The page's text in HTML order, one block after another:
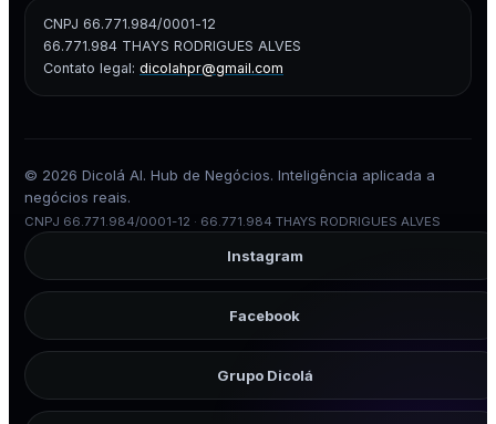
CNPJ 66.771.984/0001-12
66.771.984 THAYS RODRIGUES ALVES
Contato legal: dicolahpr@gmail.com
© 2026 Dicolá AI. Hub de Negócios. Inteligência aplicada a
negócios reais.
CNPJ 66.771.984/0001-12 · 66.771.984 THAYS RODRIGUES ALVES
Instagram
Facebook
Grupo Dicolá